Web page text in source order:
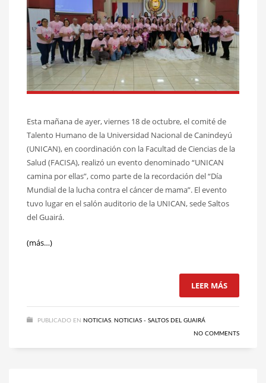
Esta mañana de ayer, viernes 18 de octubre, el comité de
Talento Humano de la Universidad Nacional de Canindeyú
(UNICAN), en coordinación con la Facultad de Ciencias de la
Salud (FACISA), realizó un evento denominado “UNICAN
camina por ellas”, como parte de la recordación del “Día
Mundial de la lucha contra el cáncer de mama”. El evento
tuvo lugar en el salón auditorio de la UNICAN, sede Saltos
del Guairá.
(más…)
LEER MÁS
PUBLICADO EN NOTICIAS NOTICIAS - SALTOS DEL GUAIRÁ
NO COMMENTS